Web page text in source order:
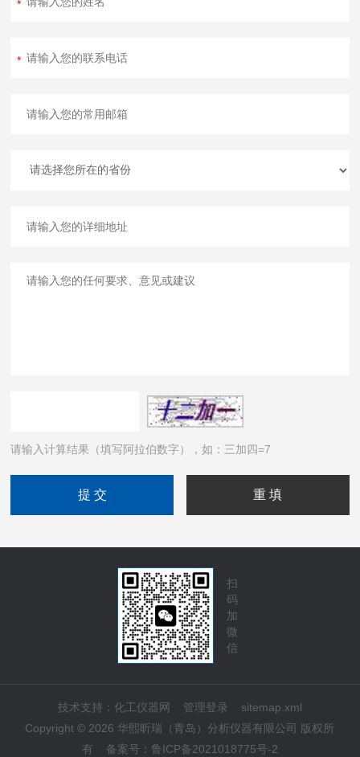
请输入计算结果（填写阿拉伯数字），如：三加四=7
扫
码
加
微
信
技术支持： 化工仪器网 管理登录
sitemap.xml
Copyright © 2026 华熙昕瑞（青岛）分析仪器有限公司 版权所
有 备案号： 鲁ICP备2021018775号-2